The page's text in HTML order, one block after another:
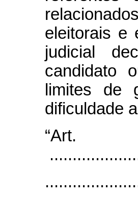
eleitorais e
judicial
candidato
limites de
dificuldade